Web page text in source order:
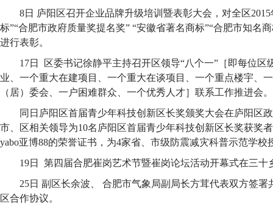
8日 庐阳区召开企业品牌升级培训暨表彰大会，对全区
标”“合肥市政府质量奖提名奖” “安徽省著名商标”“合肥市知名
进行表彰。
17日 区委书记徐静平主持召开区领导“八个一”［即每位区
业、一个重大在建项目、一个重大在谈项目、一个重点楼宇、
（居）委会、一户困难群众、一个优秀人才］联系工作推进会。
同日庐阳区首届青少年科技创新区长奖颁奖大会在庐阳区
市、区相关领导为10名庐阳区首届青少年科技创新区长奖获奖
yabo亚博88的荣誉证书，为4家省、市级防震减灾科普示范学校
19日 第四届合肥崔岗艺术节暨崔岗论坛活动开幕式在三十
25日 副区长余波、 合肥市气象局副局长方茸代表双方签
区合作协议。